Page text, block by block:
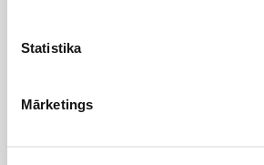
Statistika
Mārketings
Cūkgaļas šašliks BBQ marinādē 1kg
6,49€/kg